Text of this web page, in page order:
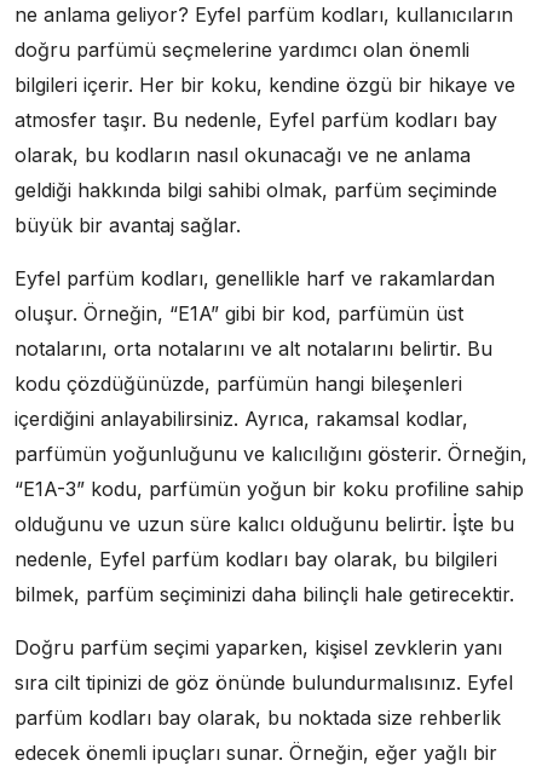
ne anlama geliyor? Eyfel parfüm kodları, kullanıcıların
doğru parfümü seçmelerine yardımcı olan önemli
bilgileri içerir. Her bir koku, kendine özgü bir hikaye ve
atmosfer taşır. Bu nedenle, Eyfel parfüm kodları bay
olarak, bu kodların nasıl okunacağı ve ne anlama
geldiği hakkında bilgi sahibi olmak, parfüm seçiminde
büyük bir avantaj sağlar.
Eyfel parfüm kodları, genellikle harf ve rakamlardan
oluşur. Örneğin, “E1A” gibi bir kod, parfümün üst
notalarını, orta notalarını ve alt notalarını belirtir. Bu
kodu çözdüğünüzde, parfümün hangi bileşenleri
içerdiğini anlayabilirsiniz. Ayrıca, rakamsal kodlar,
parfümün yoğunluğunu ve kalıcılığını gösterir. Örneğin,
“E1A-3” kodu, parfümün yoğun bir koku profiline sahip
olduğunu ve uzun süre kalıcı olduğunu belirtir. İşte bu
nedenle, Eyfel parfüm kodları bay olarak, bu bilgileri
bilmek, parfüm seçiminizi daha bilinçli hale getirecektir.
Doğru parfüm seçimi yaparken, kişisel zevklerin yanı
sıra cilt tipinizi de göz önünde bulundurmalısınız. Eyfel
parfüm kodları bay olarak, bu noktada size rehberlik
edecek önemli ipuçları sunar. Örneğin, eğer yağlı bir